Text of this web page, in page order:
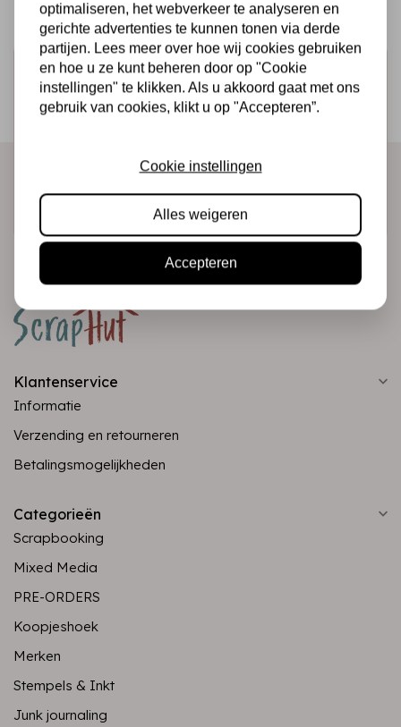
Schrijf je in voor de nieuwsbrief
Ontvang als eerste onze actie en nieuwe producten
Klantenservice
Informatie
Verzending en retourneren
Betalingsmogelijkheden
Categorieën
Scrapbooking
Mixed Media
PRE-ORDERS
Koopjeshoek
Merken
Stempels & Inkt
Junk journaling
optimaliseren, het webverkeer te analyseren en
gerichte advertenties te kunnen tonen via derde
partijen. Lees meer over hoe wij cookies gebruiken
en hoe u ze kunt beheren door op "Cookie
instellingen" te klikken. Als u akkoord gaat met ons
gebruik van cookies, klikt u op "Accepteren”.
Cookie instellingen
Alles weigeren
Accepteren